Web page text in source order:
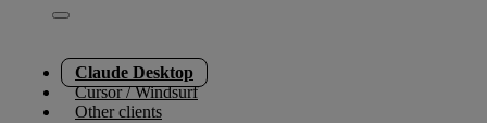
Claude Desktop
Cursor / Windsurf
Other clients